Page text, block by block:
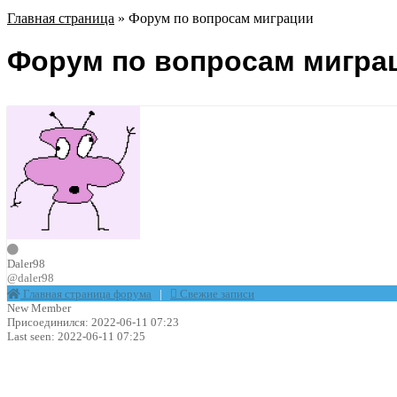
Главная страница » Форум по вопросам миграции
Форум по вопросам
Daler98
@daler98
Главная страница форума |
Свежие записи
New Member
Присоединился: 2022-06-11 07:23
Last seen: 2022-06-11 07:25